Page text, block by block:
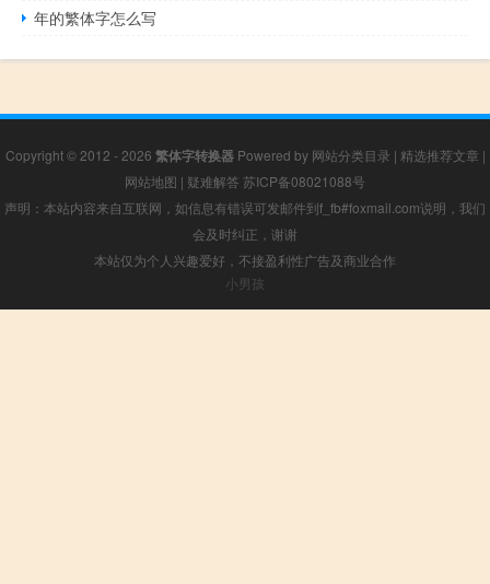
年的繁体字怎么写
Copyright © 2012 - 2026 繁体字转换器Powered by 网站分类目录 | 精选推荐文章 |
网站地图 | 疑难解答 苏ICP备08021088号
声明：本站内容来自互联网，如信息有错误可发邮件到f_fb#foxmail.com说明，我们
会及时纠正，谢谢
本站仅为个人兴趣爱好，不接盈利性广告及商业合作
小男孩